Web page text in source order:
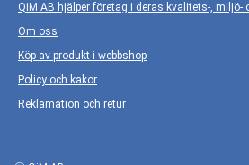
QiM AB hjälper företag i deras kvalitets-, miljö-
Om oss
Köp av produkt i webbshop
Policy och kakor
Reklamation och retur